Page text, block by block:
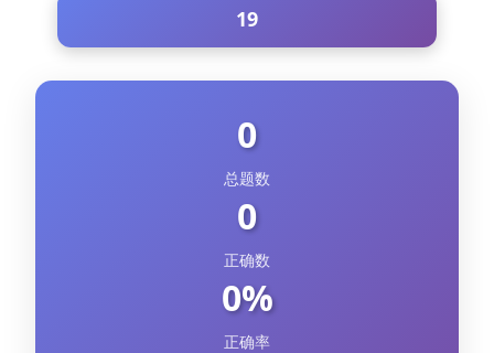
19
0
总题数
0
正确数
0%
正确率